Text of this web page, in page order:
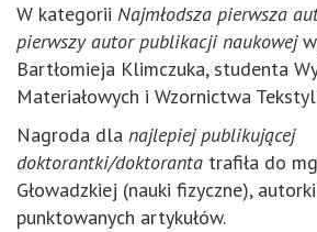
W kategorii Najmłodsza pierwsza
pierwszy autor publikacji naukowej
Bartłomieja Klimczuka, studenta
Materiałowych i Wzornictwa
Nagroda dla najlepiej publikującej
doktorantki/doktoranta trafiła do
Głowadzkiej (nauki fizyczne),
punktowanych artykułów.